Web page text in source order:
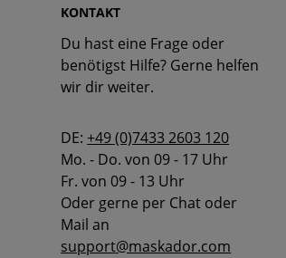
KONTAKT
Du hast eine Frage oder
benötigst Hilfe? Gerne helfen
wir dir weiter.
DE:+49 (0)7433 2603 120
Mo. - Do. von 09 - 17 Uhr
Fr. von 09 - 13 Uhr
Oder gerne per Chat oder
Mail an
support@maskador.com